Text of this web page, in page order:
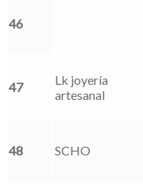
46
47
Lk joyería
artesanal
48
SCHO